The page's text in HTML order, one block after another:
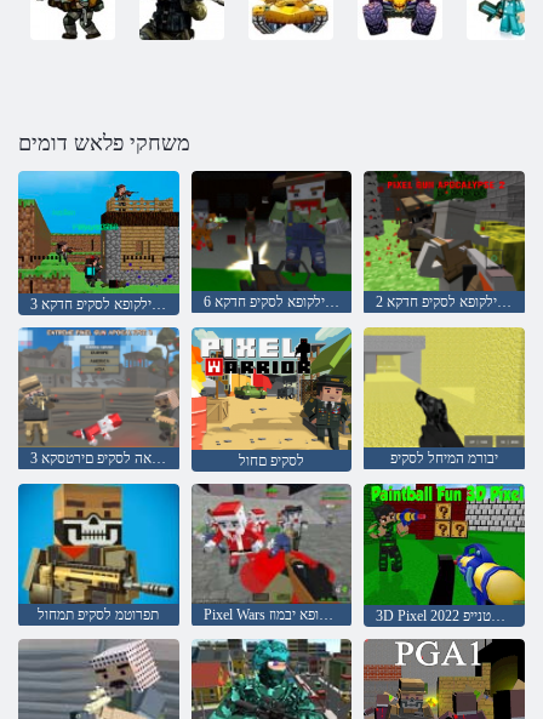
משחקי פלאש דומים
3 הספילקופא לסקיפ חדקא 6 הספילקופא לסקיפ חדקא 2 הספילקופא לסקיפ חדקא
3 הספילקופא חדקאה לסקיפ םירטסקא לסקיפ םחול יבורמ המיחל לסקיפ
תפרוטמ לסקיפ תמחול Pixel Wars לש הספילקופא יבמוז 3D Pixel 2022 ףיכ לובטנייפ